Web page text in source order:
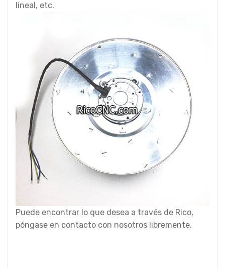
lineal, etc.
Puede encontrar lo que desea a través de Rico,
póngase en contacto con nosotros libremente.